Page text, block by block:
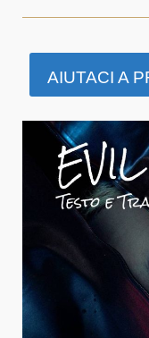
AIUTACI A